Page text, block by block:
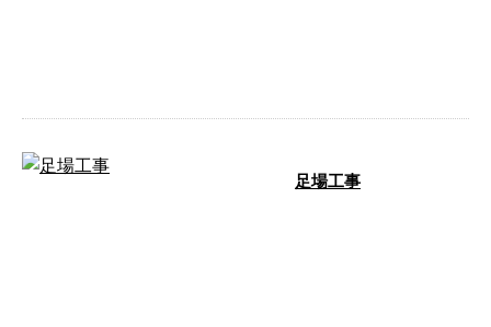
足場工事